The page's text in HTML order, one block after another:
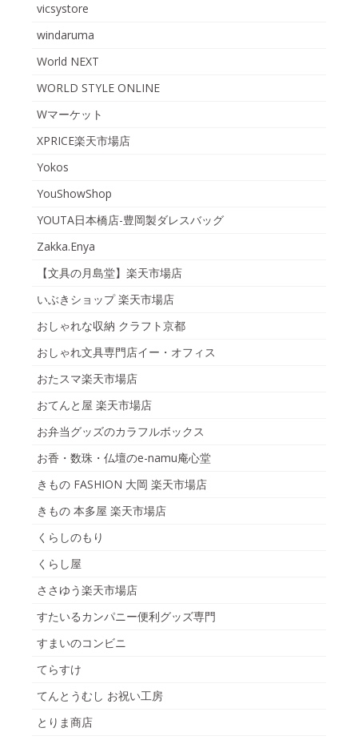
vicsystore
windaruma
World NEXT
WORLD STYLE ONLINE
Wマーケット
XPRICE楽天市場店
Yokos
YouShowShop
YOUTA日本橋店-豊岡製ダレスバッグ
Zakka.Enya
【文具の月島堂】楽天市場店
いぶきショップ 楽天市場店
おしゃれな収納 クラフト京都
おしゃれ文具専門店イー・オフィス
おたスマ楽天市場店
おてんと屋 楽天市場店
お弁当グッズのカラフルボックス
お香・数珠・仏壇のe-namu庵心堂
きもの FASHION 大岡 楽天市場店
きもの 本多屋 楽天市場店
くらしのもり
くらし屋
ささゆう楽天市場店
すたいるカンパニー便利グッズ専門
すまいのコンビニ
てらすけ
てんとうむし お祝い工房
とりま商店